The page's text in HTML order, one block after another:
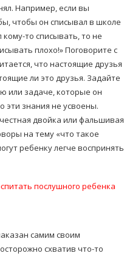
Например, если вы
чтобы он списывал в школе
то списывать, то не
плохо!» Поговорите с
что настоящие друзья
ли это друзья. Задайте
или задаче, которые он
эти знания не усвоены.
двойка или фальшивая
на тему «что такое
ребенку легче воспринять
послушного ребенка
самим своим
схватив что-то